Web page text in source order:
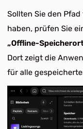
Sollten Sie den
haben, prüfen Sie
„Offline-
Dort zeigt die
für alle